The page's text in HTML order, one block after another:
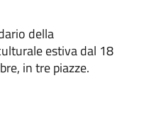
della
estiva dal 18
in tre piazze.